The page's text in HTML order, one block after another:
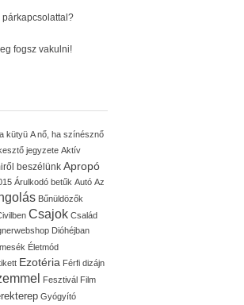
párkapcsolattal?
fogsz vakulni!
kütyü A nő, ha színésznő
jegyzete Aktív
beszélünk Apropó
Árulkodó betűk Autó Az
Bűnüldözők
Csajok Család
Dióhéjban
Életmód
Ezotéria Férfi dizájn
Fesztivál Film
Gyógyító